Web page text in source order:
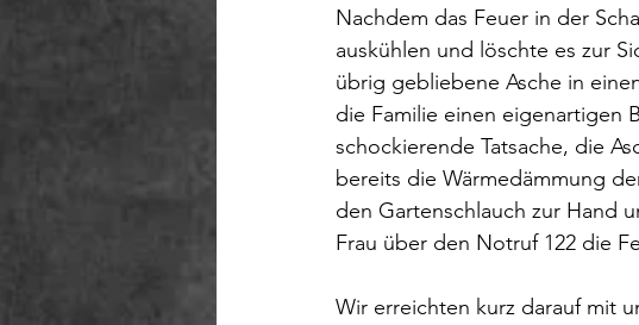
Nachdem das Feuer in der
auskühlen und löschte es zur
übrig gebliebene Asche in
die Familie einen eigenartigen
schockierende Tatsache, die
bereits die Wärmedämmung
den Gartenschlauch zur Hand
Frau über den Notruf 122 die
Wir erreichten kurz darauf mit